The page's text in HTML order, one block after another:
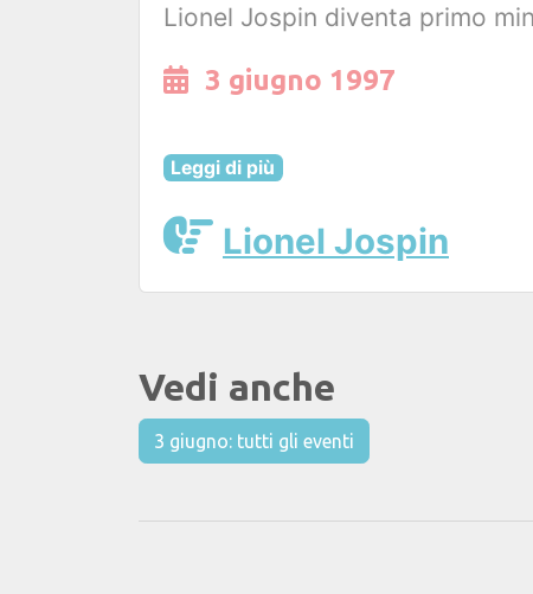
Lionel Jospin diventa primo
3 giugno 1997
Leggi di più
Lionel Jospin
Vedi anche
3 giugno: tutti gli eventi